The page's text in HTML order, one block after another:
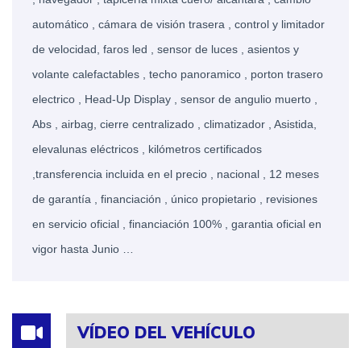
automático , cámara de visión trasera , control y limitador
de velocidad, faros led , sensor de luces , asientos y
volante calefactables , techo panoramico , porton trasero
electrico , Head-Up Display , sensor de angulio muerto ,
Abs , airbag, cierre centralizado , climatizador , Asistida,
elevalunas eléctricos , kilómetros certificados
,transferencia incluida en el precio , nacional , 12 meses
de garantía , financiación , único propietario , revisiones
en servicio oficial , financiación 100% , garantia oficial en
vigor hasta Junio …
VÍDEO DEL VEHÍCULO